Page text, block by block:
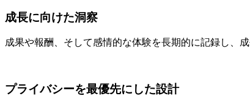
成長に向けた洞察
成果や報酬、そして感情的な体験を長期的に記録し、
プライバシーを最優先にした設計